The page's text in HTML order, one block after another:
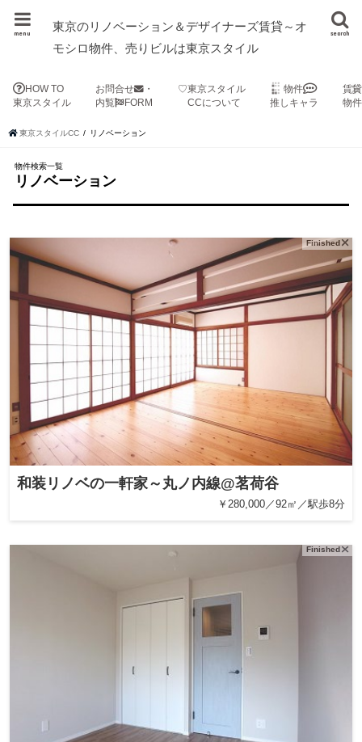
東京のリノベーション＆デザイナーズ賃貸～オ
モシロ物件、売りビルは東京スタイル
search
menu
HOW TO
東京スタイル
お問合せ
・
内覧
FORM
♡東京スタイル
CCについて
物件
推しキャラ
賃
物
東京スタイルCC リノベーション
物件検索一覧
リノベーション
Finished
和装リノベの一軒家～丸ノ内線@茗荷谷
￥280,000／92㎡／駅歩8分
Finished